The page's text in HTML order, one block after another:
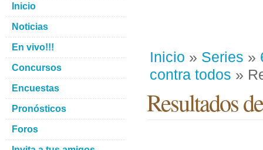
Inicio » Series »
contra todos »
Resultados
Inicio
Noticias
En vivo!!!
Concursos
Encuestas
Pronósticos
Foros